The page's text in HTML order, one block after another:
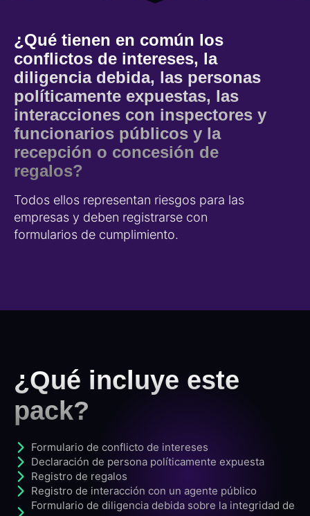
¿Qué tienen en común los
conflictos de intereses, la
diligencia debida, las personas
políticamente expuestas, las
interacciones con inspectores y
funcionarios públicos y la
recepción o concesión de
regalos?
Todos ellos representan riesgos para las
empresas y deben registrarse con
formularios de cumplimiento.
¿Qué incluye este
pack?
Formulario de conflicto de intereses
Declaración de persona políticamente expuesta
Registro de regalos
Registro de interacción con un agente público
Formulario de diligencia debida sobre la integridad de